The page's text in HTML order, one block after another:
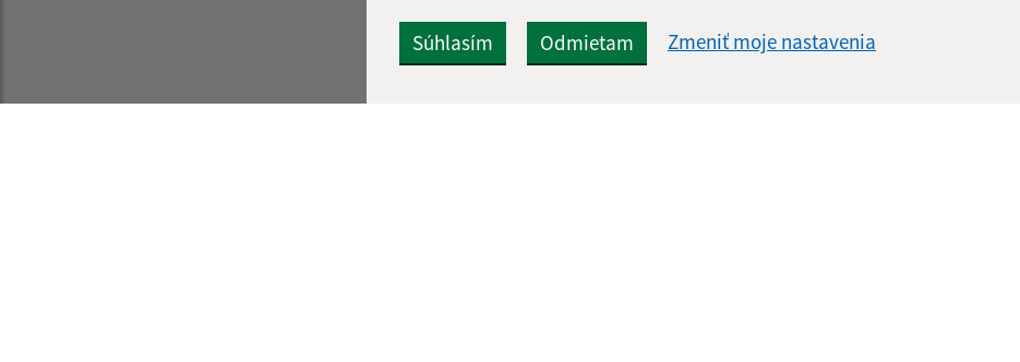
Súhlasím Odmietam Zmeniť moje nastavenia